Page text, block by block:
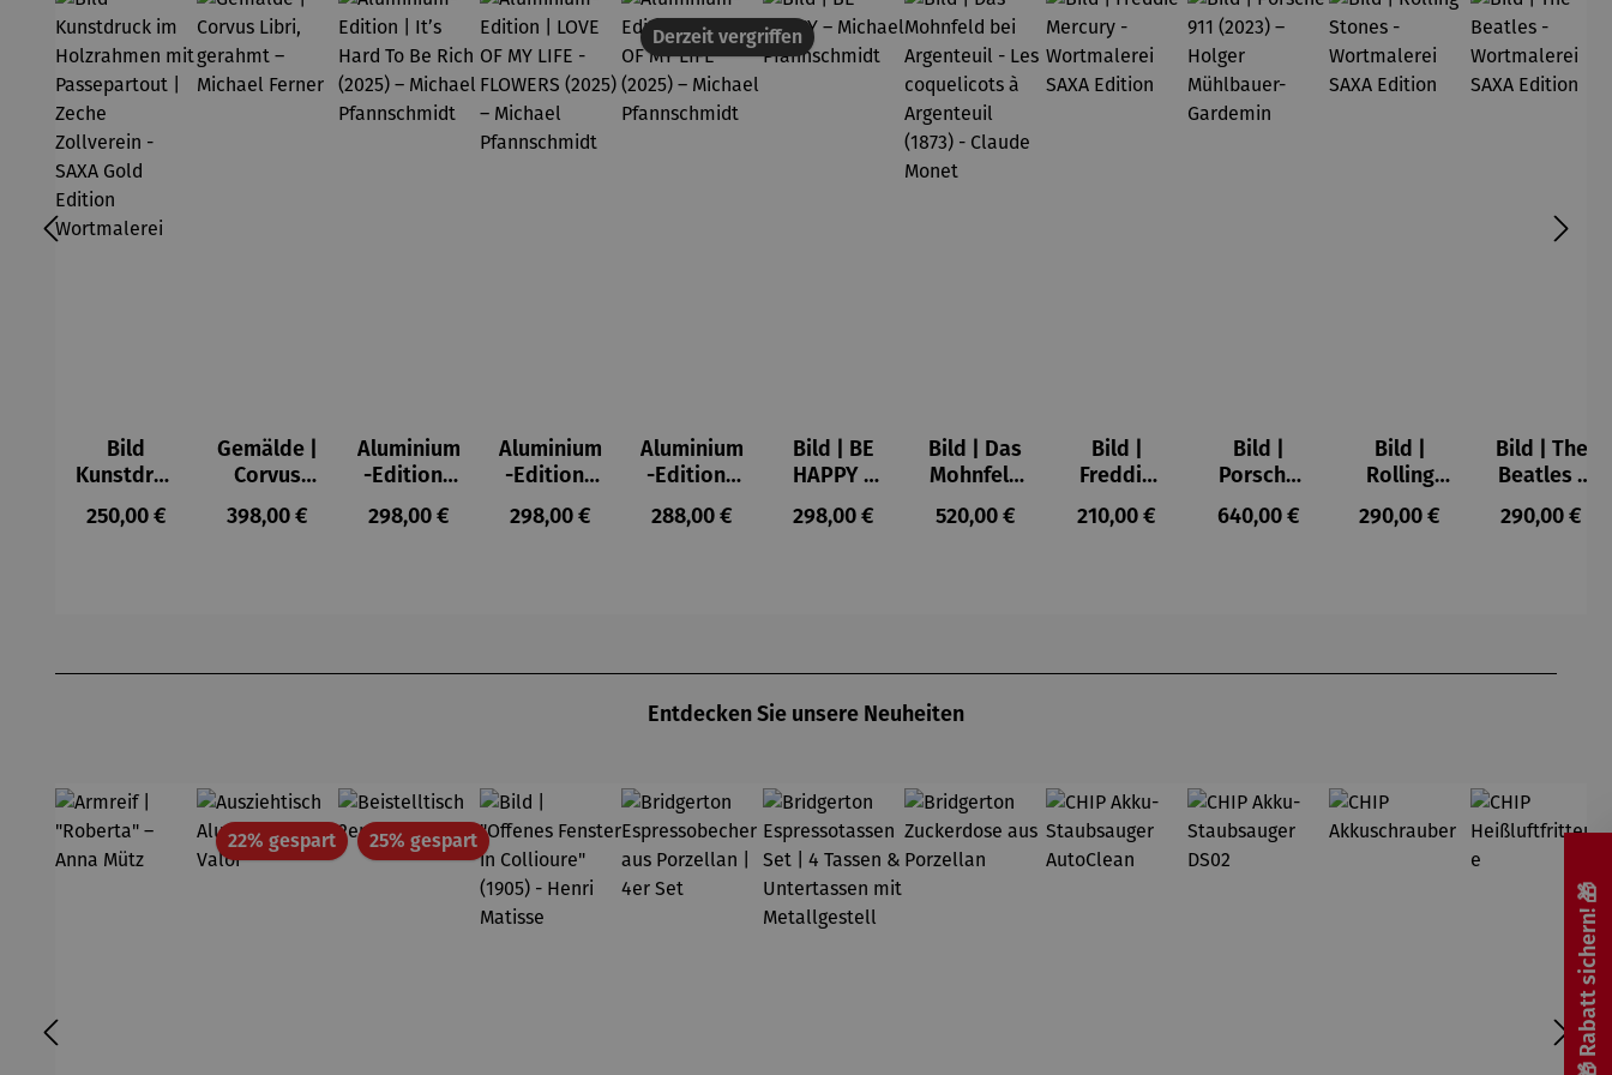
Bild
Kunstdruc
k im
Holzrahm
rei
Regulärer Preis:
250,00 €
Gemälde |
Corvus
Libri,
gerahmt –
Regulärer Preis:
398,00 €
Aluminium
-Edition |
It’s Hard
To Be Rich
Regulärer Preis:
298,00 €
Aluminium
-Edition |
LOVE OF
MY LIFE -
Regulärer Preis:
298,00 €
Derzeit vergriffen
Aluminium
-Edition |
LOVE OF
MY LIFE
Regulärer Preis:
288,00 €
Bild | BE
HAPPY –
Michael
Pfannsch
Regulärer Preis:
298,00 €
Bild | Das
Mohnfeld
bei
Argenteuil
Monet
Regulärer Preis:
520,00 €
Bild |
Freddie
Mercury -
Wortmale
Regulärer Preis:
210,00 €
Bild |
Porsche
911 (2023)
– Holger
Regulärer Preis:
640,00 €
Bild |
Rolling
Stones -
Wortmale
Regulärer Preis:
290,00 €
Bild | The
Beatles -
Wortmale
rei SAXA
Regulärer
290,00 €
Entdecken Sie unsere Neuheiten
22% gespartRabatt25% gespartRabatt
🎁 Rabatt sichern! 🎁